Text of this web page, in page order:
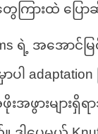
ေကြားထဲ ပြ
ရဲ့ အအောင်မြ
ါ
အဖွားများ